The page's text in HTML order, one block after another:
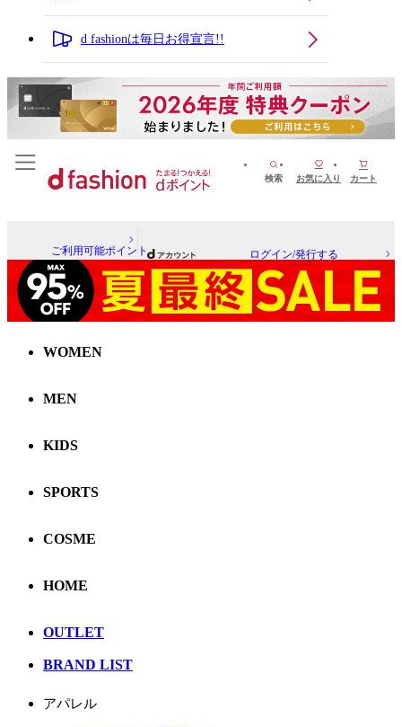
d fashionは毎日お得宣言!!
検索 お気に入り カート
ご利用可能ポイント ログイン/発行する
WOMEN
MEN
KIDS
SPORTS
COSME
HOME
OUTLET
BRAND LIST
アパレル